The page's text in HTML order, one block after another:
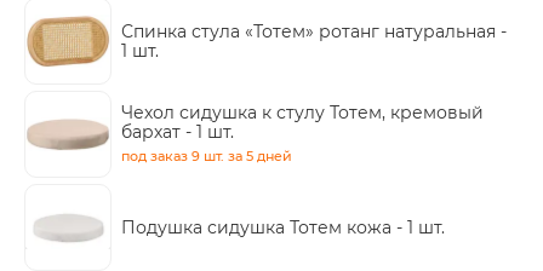
Спинка стула «Тотем» ротанг натуральная -
1 шт.
Чехол сидушка к стулу Тотем, кремовый
бархат - 1 шт.
под заказ 9 шт. за 5 дней
Подушка сидушка Тотем кожа - 1 шт.